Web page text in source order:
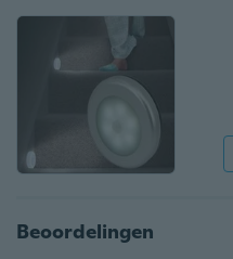
Beoordelingen